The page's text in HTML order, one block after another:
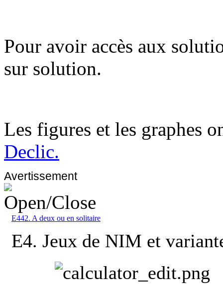
Pour avoir accès aux
sur solution.
Les figures et les graphes
Declic.
Avertissement
E442. A deux ou en solitaire
E4. Jeux de NIM et